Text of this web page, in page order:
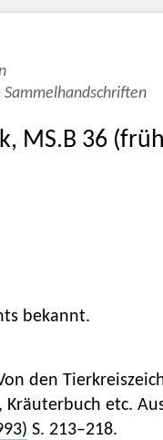
MS.B 36
bekannt.
den
Kräuterbuch etc.
S. 213–218.